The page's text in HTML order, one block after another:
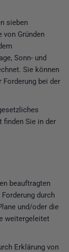
sieben
von Gründen
Sonn- und
Sie können
bei der
finden Sie in der
beauftragten
durch
und/oder die
weitergeleitet
Erklärung von